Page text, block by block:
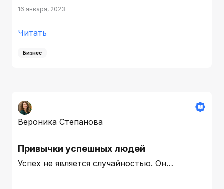
16 января, 2023
Читать
Бизнес
Вероника Степанова
Привычки успешных людей
Успех не является случайностью. Он…